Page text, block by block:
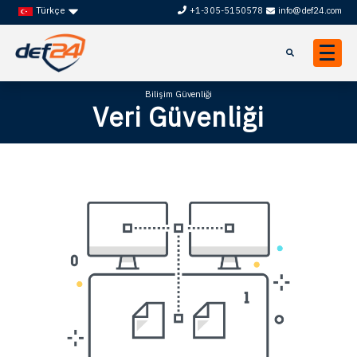
Türkçe +1-305-5150578 info@def24.com
Veri Güvenliği
Bilişim Güvenliği